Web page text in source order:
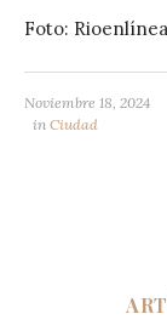
Foto:
Noviembre 18, 2024
in Ciudad